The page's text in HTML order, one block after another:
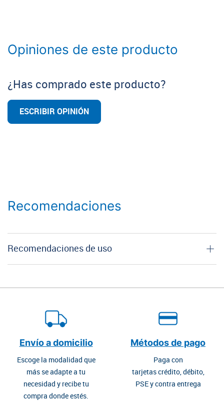
Opiniones de este producto
¿Has comprado este producto?
ESCRIBIR OPINIÓN
Recomendaciones
Recomendaciones de uso
Envío a domicilio
Escoge la modalidad que
más se adapte a tu
necesidad y recibe tu
compra donde estés.
Métodos de pago
Paga con
tarjetas crédito, débito,
PSE y contra entrega